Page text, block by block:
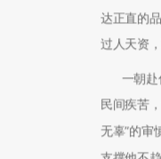
达正直的
过人天资
一朝
民间疾苦
无辜”的审